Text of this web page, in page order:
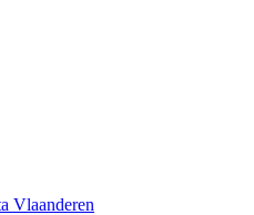
Vlaanderen